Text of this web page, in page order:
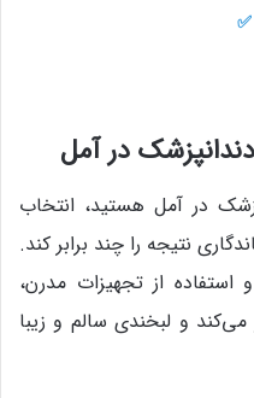
در آمل
در آمل هستید، انتخاب
نتیجه را چند برابر کند.
از تجهیزات مدرن،
و لبخندی سالم و زیبا